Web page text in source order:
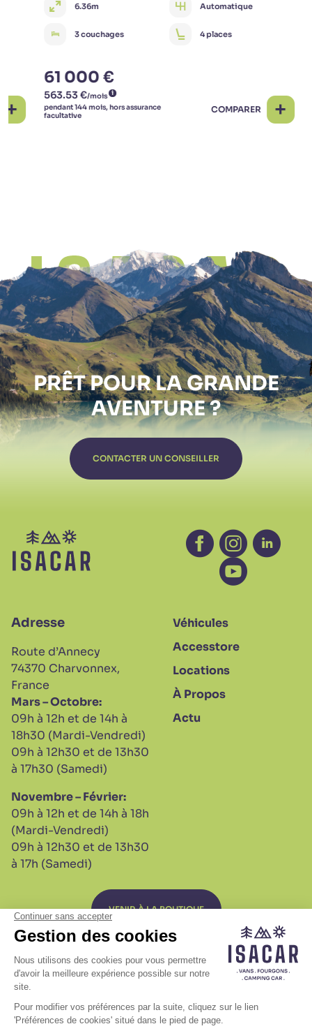
6.36m Automatique
3 couchages 4 places
61 000 €
COMPARER
PRÊT POUR LAGRANDE
AVENTURE ?
CONTACTER UN CONSEILLER
Facebook -
Instagram -
Linkedin
Youtube -
Adresse
Route d’Annecy
74370 Charvonnex,
France
Mars – Octobre:
09h à 12h et de 14h à
18h30 (Mardi-Vendredi)
09h à 12h30 et de 13h30
à 17h30 (Samedi)
Novembre – Février:
09h à 12h et de 14h à 18h
(Mardi-Vendredi)
09h à 12h30 et de 13h30
à 17h (Samedi)
Véhicules
Accesstore
Locations
À Propos
Actu
VENIR À LA BOUTIQUE
S.A.V Plan de site
Mentions légales
Gestion des Cookies